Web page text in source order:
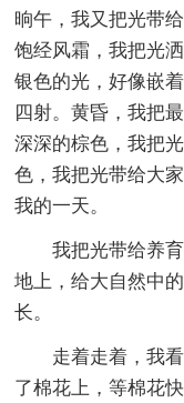
晌午，我又把光带
饱经风霜，我把光
银色的光，好像嵌
四射。黄昏，我把
深深的棕色，我把
色，我把光带给大
我的一天。
我把光带给养
地上，给大自然中
长。
走着走着，我
了棉花上，等棉花